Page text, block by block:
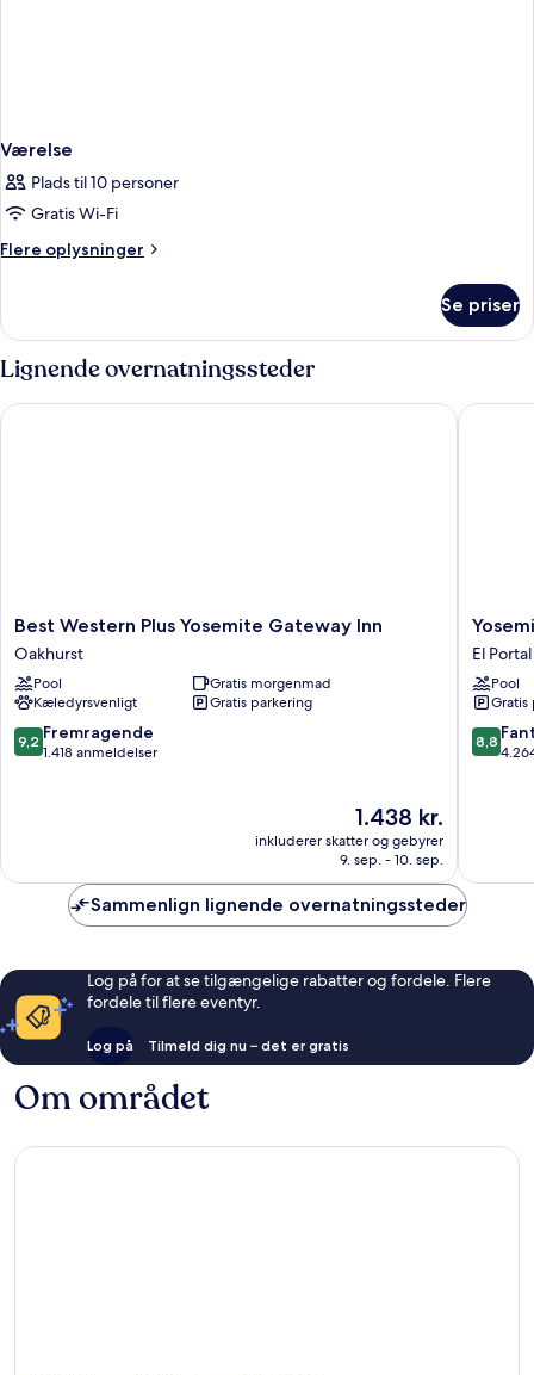
Værelse
Plads til 10 personer
Gratis Wi-Fi
Flere oplysninger
Flere
Se priser
Lignende overnatningssteder
Best
Western
Plus
Yosemite
Gateway
Inn
Oakhurst
Best Western Plus Yosemite Gateway Inn
Oakhurst
Pool
Gratis morgenmad
Kæledyrsvenligt
Gratis parkering
9.2
ud
9,2 Fremragende
1.418 anmeldelser
Prisen
er
1.438 kr.
1.438 kr.
inkluderer skatter og gebyrer
9. sep. - 10. sep.
Best Western Plus Yosemite Gateway Inn
View
Lodge
El
Portal
El Portal
Pool
Gratis
8.8
ud
8,8
Sammenlign lignende overnatningssteder
Log på for at se tilgængelige rabatter og fordele. Flere
fordele til flere eventyr.
Log på Tilmeld dig nu – det er gratis
Om området